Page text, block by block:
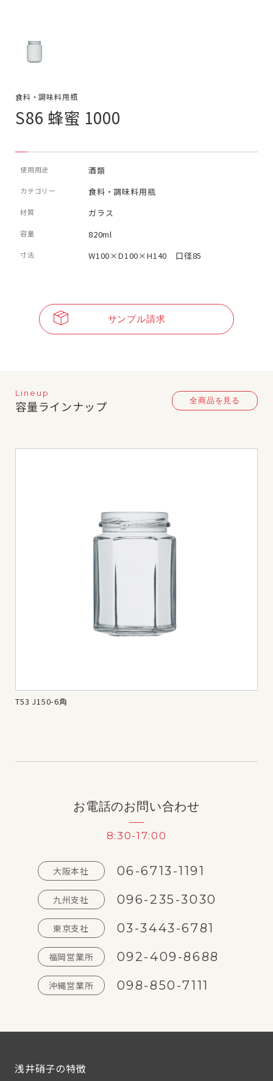
食料・調味料用瓶
S86 蜂蜜 1000
使用用途 酒類
カテゴリー 食料・調味料用瓶
材質 ガラス
容量 820ml
寸法 W100×D100×H140 口径85
サンプル請求
Lineup
容量ラインナップ 全商品を見る
T53 J150-6角
お電話のお問い合わせ
8:30-17:00
大阪本社 06-6713-1191
九州支社 096-235-3030
東京支社 03-3443-6781
福岡営業所 092-409-8688
沖縄営業所 098-850-7111
浅井硝子の特徴